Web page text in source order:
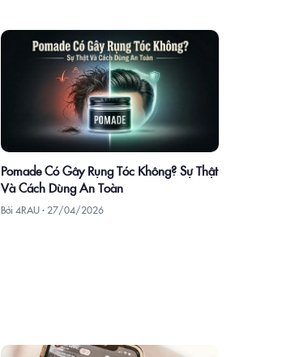
Pomade Có Gây Rụng Tóc Không? Sự Thật
Và Cách Dùng An Toàn
Bởi 4RAU · 27/04/2026